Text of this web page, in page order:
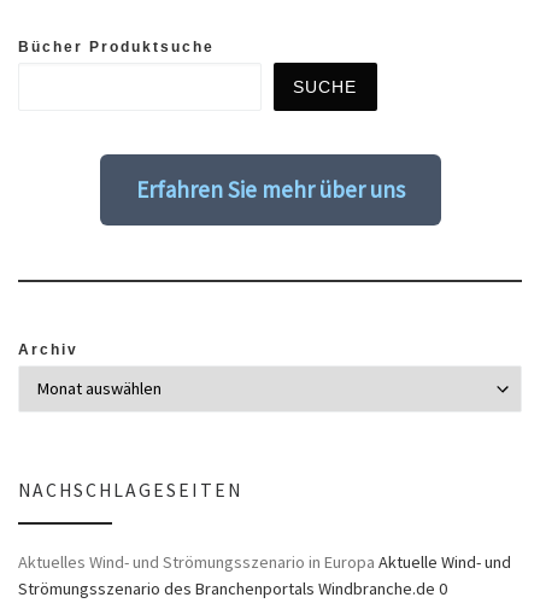
Bücher Produktsuche
SUCHE
Erfahren Sie mehr über uns
Archiv
NACHSCHLAGESEITEN
Aktuelles Wind- und Strömungsszenario in Europa Aktuelle Wind- und
Strömungsszenario des Branchenportals Windbranche.de 0